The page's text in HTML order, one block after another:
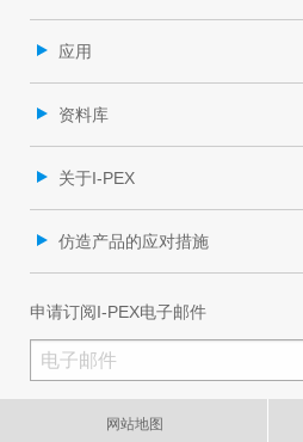
应用
资料库
关于I-PEX
仿造产品的应对措施
申请订阅I-PEX电子邮件
网站地图